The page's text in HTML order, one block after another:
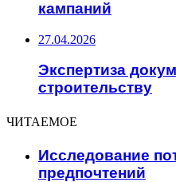
кампаний
27.04.2026
Экспертиза
строительству
ЧИТАЕМОЕ
Исследование
предпочтений